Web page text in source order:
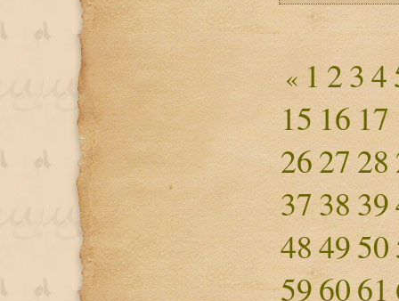
« 1 234
15 16 17
2627 28
3738 39
484950
596061